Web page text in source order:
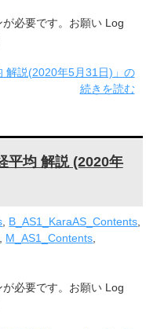
必要です。お願い Log
解説(2020年5月31日)」の
続きを読む
平均 解説 (2020年
B_AS1_KaraAS_Contents
M_AS1_Contents
必要です。お願い Log